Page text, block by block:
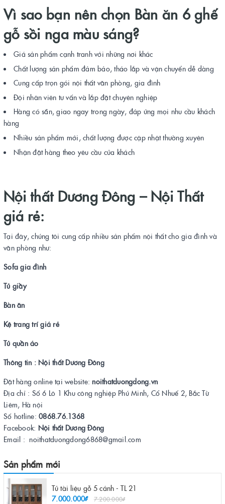
Vì sao bạn nên chọn Bàn ăn 6 ghế
gỗ sồi nga màu sáng?
Giá sản phẩm cạnh tranh với những nơi khác
Chất lượng sản phẩm đảm bảo, tháo lắp và vận chuyển dễ dàng
Cung cấp trọn gói nội thất văn phòng, gia đình
Đội nhân viên tư vấn và lắp đặt chuyên nghiệp
Hàng có sẵn, giao ngay trong ngày, đáp ứng mọi nhu cầu khách
hàng
Nhiều sản phẩm mới, chất lượng được cập nhật thường xuyên
Nhận đặt hàng theo yêu cầu của khách
Nội thất Dương Đông – Nội Thất
giá rẻ:
Tại đây, chúng tôi cung cấp nhiều sản phẩm nội thất cho gia đình và
văn phòng như:
Sofa gia đình
Tủ giầy
Bàn ăn
Kệ trang trí giá rẻ
Tủ quần áo
Thông tin : Nội thất Dương Đông
Đặt hàng online tại website:noithatduongdong.vn
Địa chỉ : Số 6 Lô 1 Khu công nghiệp Phú Minh, Cổ Nhuế 2, Bắc Từ
Liêm, Hà nội
Số hotline: 0868.76.1368
Facebook: Nội thất Dương Đông
Email : noithatduongdong6868@gmail.com
Sản phẩm mới
Tủ tài liệu gỗ 5 cánh - TL 21
7.000.000₫
7.200.000₫